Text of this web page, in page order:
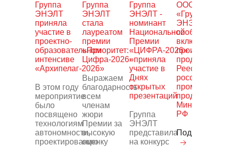
Группа
ЭНЭЛТ
приняла
участие в
проектно-
образовательном
интенсиве
«Архипелаг-2026»
В этом году
мероприятие
было
посвящено
технологиям
автономности,
проектированию
Группа
ЭНЭЛТ
стала
лауреатом
премии
«Приоритет:
Цифра-2026»
Выражаем
благодарность
всем
членам
жюри
Премии за
высокую
оценку
Группа
ЭНЭЛТ -
номинант
Национальной
Премии
«ЦИФРА-2026»
- приняла
участие в
Днях
открытых
презентаций
Группа
ЭНЭЛТ
представила
на конкурс
ООО
«Группа
ЭНЭЛТ»
сообщает о
включении
продукции в
Реестр
российской
продукции
РФ
Подробнее